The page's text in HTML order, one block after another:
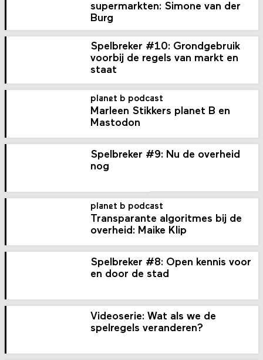
supermarkten: Simone van der
Burg
Spelbreker #10: Grondgebruik
voorbij de regels van markt en
staat
planet b podcast
Marleen Stikkers planet B en
Mastodon
Spelbreker #9: Nu de overheid
nog
planet b podcast
Transparante algoritmes bij de
overheid: Maike Klip
Spelbreker #8: Open kennis voor
en door de stad
Videoserie: Wat als we de
spelregels veranderen?